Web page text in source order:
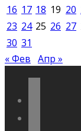
16 17 18 19 20
23 24 25 26 27
30 31
« Фев Апр »